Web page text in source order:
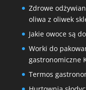
Zdrowe
oliwa z oliwek
Jakie owoce są
Worki do
gastronomiczne
Termos